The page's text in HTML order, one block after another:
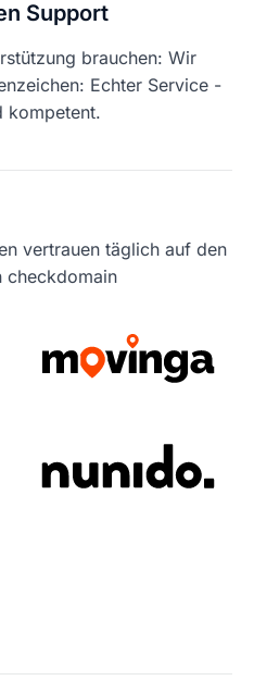
Support
brauchen: Wir
Echter Service -
kompetent.
vertrauen täglich auf den
checkdomain